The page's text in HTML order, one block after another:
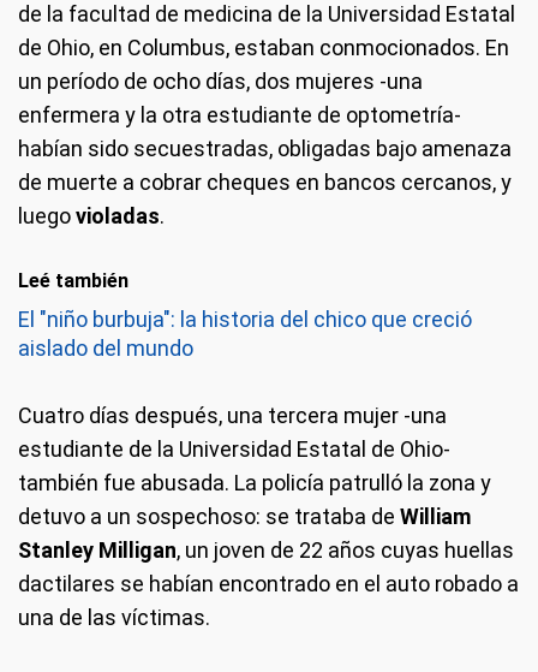
de la facultad de medicina de la Universidad Estatal
de Ohio, en Columbus, estaban conmocionados. En
un período de ocho días, dos mujeres -una
enfermera y la otra estudiante de optometría-
habían sido secuestradas, obligadas bajo amenaza
de muerte a cobrar cheques en bancos cercanos, y
luegovioladas.
Leé también
El "niño burbuja": la historia del chico que creció
aislado del mundo
Cuatro días después, una tercera mujer -una
estudiante de la Universidad Estatal de Ohio-
también fue abusada. La policía patrulló la zona y
detuvo a un sospechoso: se trataba de William
Stanley Milligan, un joven de 22 años cuyas huellas
dactilares se habían encontrado en el auto robado a
una de las víctimas.